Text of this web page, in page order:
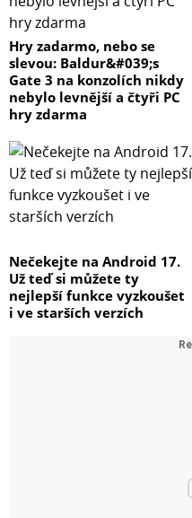
Hry zadarmo, nebo se
slevou: Baldur&#039;s
Gate 3 na konzolích nikdy
nebylo levnější a čtyři PC
hry zdarma
Nečekejte na Android 17.
Už teď si můžete ty
nejlepší funkce vyzkoušet
i ve starších verzích